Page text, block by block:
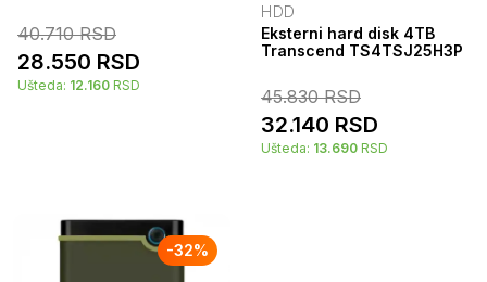
40.710RSD
28.550 RSD
Ušteda: 12.160 RSD
HDD
Eksterni hard disk 4TB
Transcend TS4TSJ25H3P
45.830RSD
32.140 RSD
Ušteda: 13.690 RSD
-32%